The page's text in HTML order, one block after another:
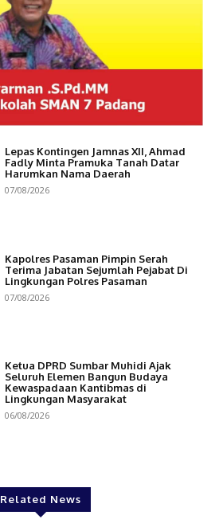
Lepas Kontingen Jamnas XII, Ahmad
Fadly Minta Pramuka Tanah Datar
Harumkan Nama Daerah
07/08/2026
Kapolres Pasaman Pimpin Serah
Terima Jabatan Sejumlah Pejabat Di
Lingkungan Polres Pasaman
07/08/2026
Ketua DPRD Sumbar Muhidi Ajak
Seluruh Elemen Bangun Budaya
Kewaspadaan Kantibmas di
Lingkungan Masyarakat
06/08/2026
Related News